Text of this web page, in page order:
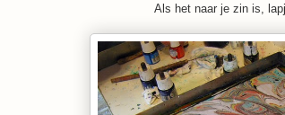
Als het naar je zin is,